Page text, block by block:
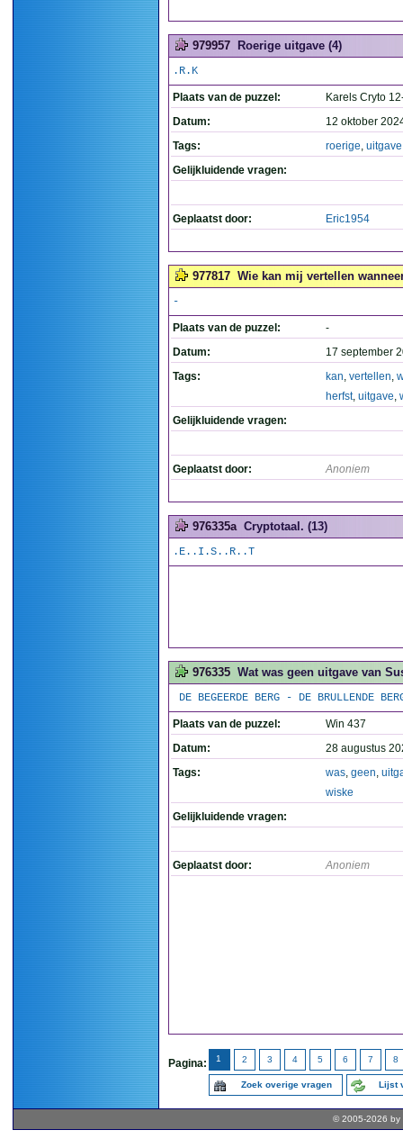
979957 Roerige uitgave (4)
.R.K
Plaats van de puzzel:
Karels Cryto
Datum:
12 oktober
Tags:
roerige, uitgave
Gelijkluidende vragen:
Geplaatst door: Eric1954
977817 Wie kan mij vertellen
-
Plaats van de puzzel:
-
Datum:
17 september
Tags:
kan, vertellen,
herfst, uitgave,
Gelijkluidende vragen:
Geplaatst door: Anoniem
976335a Cryptotaal. (13)
.E..I.S..R..T
976335 Wat was geen uitgave van
DE BEGEERDE BERG - DE BRULLENDE
Plaats van de puzzel:
Win 437
Datum:
28 augustus
Tags:
was, geen,
wiske
Gelijkluidende vragen:
Geplaatst door: Anoniem
Pagina: 1 2 3 4 5 6 7 8
Zoek overige vragen Lijst
© 2005-2026 by